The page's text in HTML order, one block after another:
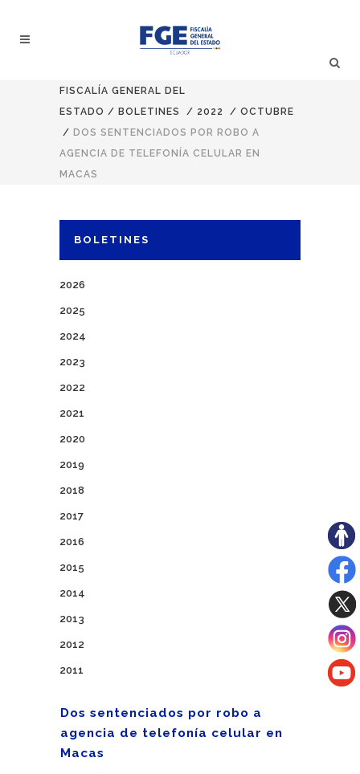
FISCALÍA GENERAL DEL
ESTADO / BOLETINES / 2022 / OCTUBRE
/ DOS SENTENCIADOS POR ROBO A
AGENCIA DE TELEFONÍA CELULAR EN
MACAS
BOLETINES
2026
2025
2024
2023
2022
2021
2020
2019
2018
2017
2016
2015
2014
2013
2012
2011
Dos sentenciados por robo a
agencia de telefonía celular en
Macas